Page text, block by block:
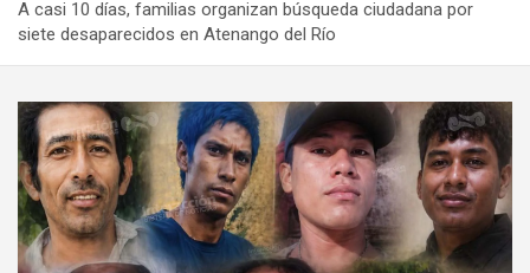
A casi 10 días, familias organizan búsqueda ciudadana por
siete desaparecidos en Atenango del Río